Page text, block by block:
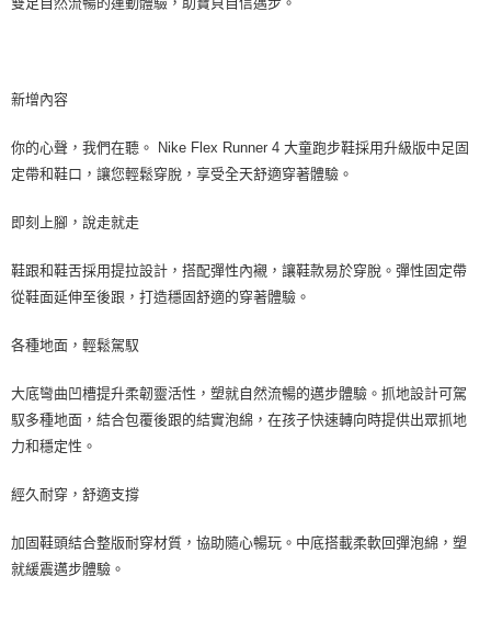
新增內容
你的心聲，我們在聽。 Nike Flex Runner 4 大童跑步鞋採用升級版中足固
定帶和鞋口，讓您輕鬆穿脫，享受全天舒適穿著體驗。
即刻上腳，說走就走
鞋跟和鞋舌採用提拉設計，搭配彈性內襯，讓鞋款易於穿脫。彈性固定帶
從鞋面延伸至後跟，打造穩固舒適的穿著體驗。
各種地面，輕鬆駕馭
大底彎曲凹槽提升柔韌靈活性，塑就自然流暢的邁步體驗。抓地設計可駕
馭多種地面，結合包覆後跟的結實泡綿，在孩子快速轉向時提供出眾抓地
力和穩定性。
經久耐穿，舒適支撐
加固鞋頭結合整版耐穿材質，協助隨心暢玩。中底搭載柔軟回彈泡綿，塑
就緩震邁步體驗。